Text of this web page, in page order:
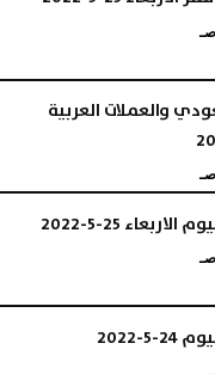
والعملات العربية
25-5-2022